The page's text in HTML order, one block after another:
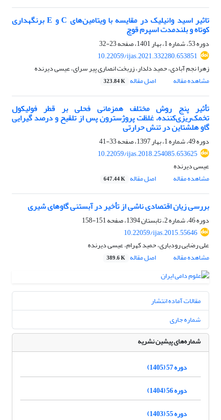
تاثیر اسید وانیلیک در مقایسه با ویتامین‌های ‏C‏ و ‏E‏ برنگهداری
کوتاه و بلندمدت اسپرم قوچ
دوره 53، شماره 1، بهار 1401، صفحه
23-32
10.22059/ijas.2021.332280.653851
زهرا نجم آبادی، حمید دلدار، زربخت انصاری پیر سرای، عیسی دیرنده
مشاهده مقاله
اصل مقاله 323.84 K
تأثیر پنج روش مختلف همزمانی فحلی بر قطر فولیکول
تخمک‌ریزی‌کننده، غلظت پروژسترون پس از تلقیح و درصد گیرایی
گاو هلشتاین در تنش حرارتی
دوره 49، شماره 1، بهار 1397، صفحه
33-41
10.22059/ijas.2018.254085.653625
عیسی دیرنده
مشاهده مقاله
اصل مقاله 647.44 K
بررسی زیان اقتصادی ناشی از تأخیر در آبستنی گاوهای شیری
دوره 46، شماره 2، تابستان 1394، صفحه
151-158
10.22059/ijas.2015.55646
علی رضایی رودباری، حمید کهرام، عیسی دیرنده
مشاهده مقاله
اصل مقاله 389.6 K
مقالات آماده انتشار
شماره جاری
شماره‌های پیشین نشریه
دوره 57 (1405)
دوره 56 (1404)
دوره 55 (1403)